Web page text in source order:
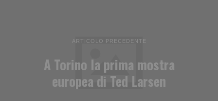
ARTICOLO PRECEDENTE
A Torino la prima mostra
europea di Ted Larsen